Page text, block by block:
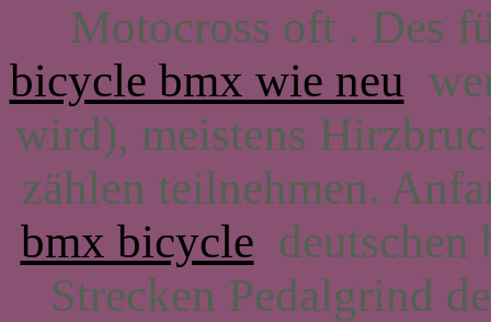
Motocross oft . Des
bicycle bmx wie neu
wird), meistens
zählen teilnehmen.
bmx bicycle deutschen
Strecken Pedalgrind